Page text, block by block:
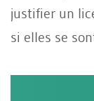
justifier un
si elles se